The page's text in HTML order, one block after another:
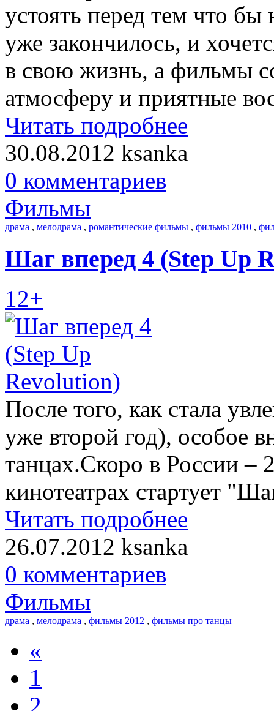
устоять перед тем что
уже закончилось, и
в свою жизнь, а фильмы
атмосферу и приятные
Читать подробнее
30.08.2012 ksanka
0 комментариев
Фильмы
драма , мелодрама , романтические фильмы , фильмы 2010 ,
Шаг вперед 4 (Step Up
12+
После того, как стала
уже второй год), особое
танцах.Скоро в России –
кинотеатрах стартует
Читать подробнее
26.07.2012 ksanka
0 комментариев
Фильмы
драма , мелодрама , фильмы 2012 , фильмы про танцы
«
1
2